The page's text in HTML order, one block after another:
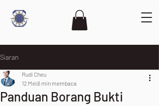
Siaran
Panduan Borang Bukti
Rudi Cheu
12 Mei 6 min membaca